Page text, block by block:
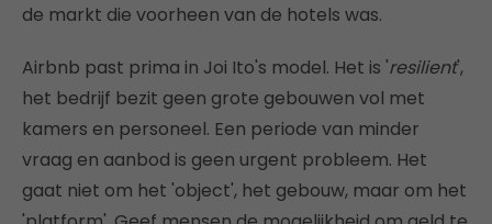
de markt die voorheen van de hotels was.
Airbnb past prima in Joi Ito's model. Het is 'resilient',
het bedrijf bezit geen grote gebouwen vol met
kamers en personeel. Een periode van minder
vraag en aanbod is geen urgent probleem. Het
gaat niet om het 'object', het gebouw, maar om het